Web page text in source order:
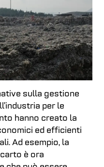
sulla gestione
per le
hanno creato la
ed efficienti
Ad esempio, la
è ora